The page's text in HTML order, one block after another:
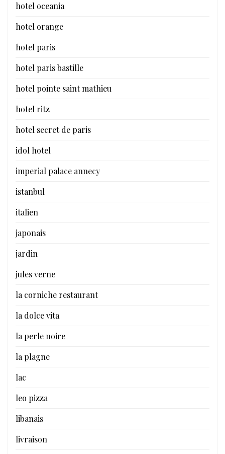
hotel oceania
hotel orange
hotel paris
hotel paris bastille
hotel pointe saint mathieu
hotel ritz
hotel secret de paris
idol hotel
imperial palace annecy
istanbul
italien
japonais
jardin
jules verne
la corniche restaurant
la dolce vita
la perle noire
la plagne
lac
leo pizza
libanais
livraison